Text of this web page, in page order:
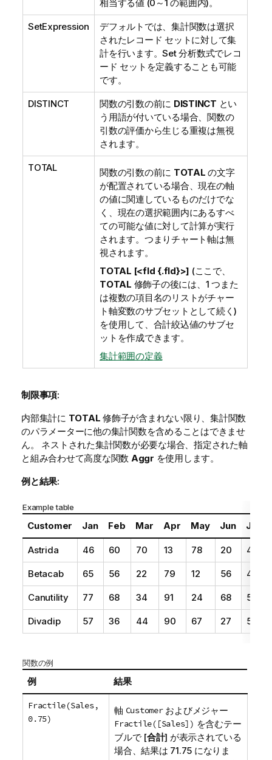
相当する値 (0～1 の範囲内)。
SetExpression
デフォルトでは、集計関数は選択
されたレコード セットに対して集
計を行います。Set 分析数式でレコ
ード セットを定義することも可能
です。
DISTINCT 関数の引数の前に DISTINCT とい
う用語が付いている場合、関数の
引数の評価から生じる重複は無視
されます。
TOTAL 関数の引数の前に TOTAL の文字
が配置されている場合、現在の軸
の値に関連しているものだけでな
く、現在の選択範囲内にあるすべ
ての可能な値に対して計算が実行
されます。つまりチャート軸は無
視されます。
TOTAL [<fld {.fld}>] (ここで、
TOTAL 修飾子の後には、1 つまた
は複数の項目名のリストがチャー
ト軸変数のサブセットとして続く)
を使用して、合計絞込値のサブセ
ットを作成できます。
集計範囲の定義
制限事項:
内部集計に TOTAL 修飾子が含まれない限り、集計関数
のパラメーターに他の集計関数を含めることはできませ
ん。 ネストされた集計関数が必要な場合、指定された軸
と組み合わせて高度な関数 Aggr を使用します。
例と結果:
Example table
Customer Jan Feb Mar Apr May Jun Jul
Astrida 46 60 70 13 78 20 45
Betacab 65 56 22 79 12 56 45
Canutility 77 68 34 91 24 68 57
Divadip 57 36 44 90 67 27 57
関数の例
例 結果
Fractile(Sales,
0.75)
軸 Customerおよびメジャー
Fractile([Sales]) を含むテー
ブルで [合計] が表示されている
場合、結果は 71.75 になりま